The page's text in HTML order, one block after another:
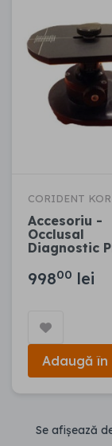
CORIDENT
Accesoriu -
Occlusal
Diagnostic
99800 lei
Adaugă în
Se afişează